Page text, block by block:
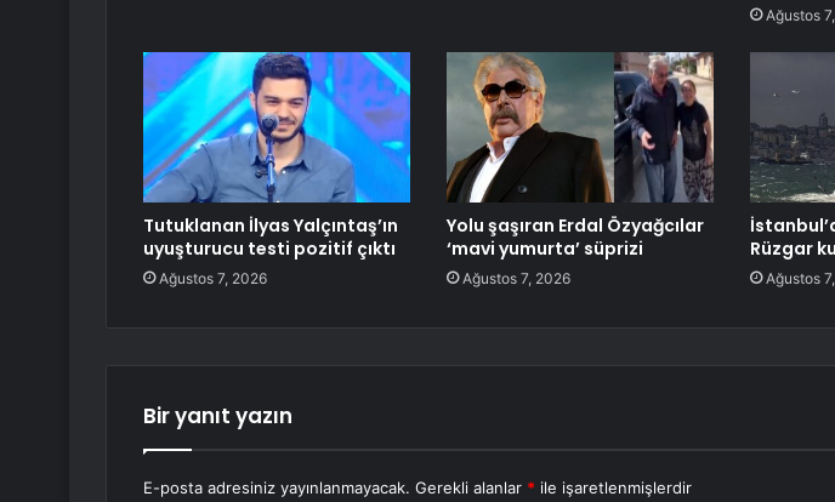
Ağustos
Tutuklanan İlyas Yalçıntaş’ın
uyuşturucu testi pozitif çıktı
Ağustos 7, 2026
Yolu şaşıran Erdal Özyağcılar
‘mavi yumurta’ süprizi
Ağustos 7, 2026
Rüzgar
Ağustos
Bir yanıt yazın
E-posta adresiniz yayınlanmayacak. Gerekli alanlar * ile işaretlenmişlerdir